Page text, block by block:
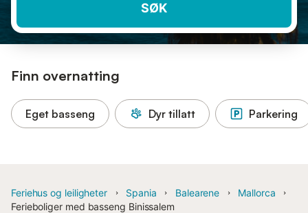
SØK
Finn overnatting
Eget basseng Dyr tillatt Parkering
Feriehus og leiligheter Spania Balearene
Mallorca
Ferieboliger med basseng Binissalem